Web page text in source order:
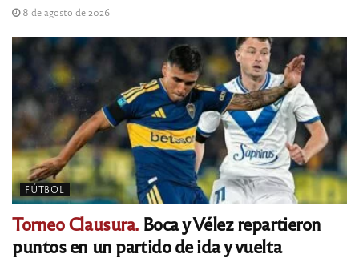
8 de agosto de 2026
FÚTBOL
Torneo Clausura.Boca y Vélez repartieron
puntos en un partido de ida y vuelta